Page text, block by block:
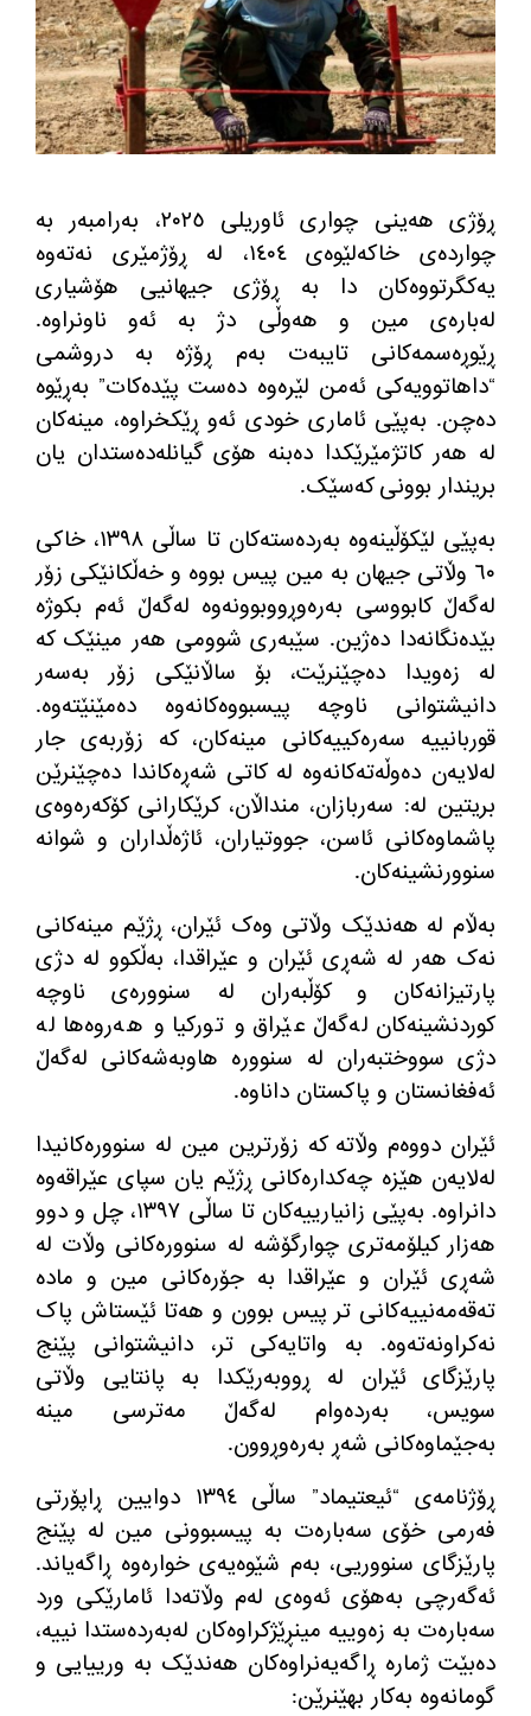
ڕۆژی هەینی چواری ئاوریلی ٢٠٢٥، بەرامبەر بە
چواردەی خاکەلێوەی ١٤٠٤، لە ڕۆژمێری نەتەوە
یەکگرتووەکان دا بە ڕۆژی جیھانیی هۆشیاری
لەبارەی مین و هەوڵی دژ بە ئەو ناونراوە.
ڕێوڕەسمەکانی تایبەت بەم ڕۆژە بە دروشمی
“داهاتوویەکی ئەمن لێرەوە دەست پێدەکات” بەڕێوە
دەچن. بەپێی ئاماری خودی ئەو ڕێکخراوە، مینەکان
لە هەر کاتژمێرێکدا دەبنە هۆی گیانلەدەستدان یان
بریندار بوونی کەسێک.
بەپێی لێکۆڵینەوە بەردەستەکان تا ساڵی ١٣٩٨، خاکی
٦٠ وڵاتی جیهان بە مین پیس بووە و خەڵکانێکی زۆر
لەگەڵ کابووسی بەرەوڕووبوونەوە لەگەڵ ئەم بکوژە
بێدەنگانەدا دەژین. سێبەری شوومی هەر مینێک کە
لە زەویدا دەچێنرێت، بۆ ساڵانێکی زۆر بەسەر
دانیشتوانی ناوچە پیسبووەکانەوە دەمێنێتەوە.
قوربانییە سەرەکییەکانی مینەکان، کە زۆربەی جار
لەلایەن دەوڵەتەکانەوە لە کاتی شەڕەکاندا دەچێنرێن
بریتین لە: سەربازان، منداڵان، کرێکارانی کۆکەرەوەی
پاشماوەکانی ئاسن، جووتیاران، ئاژەڵداران و شوانە
سنوورنشینەکان.
بەڵام لە هەندێک وڵاتی وەک ئێران، ڕژێم مینەکانی
نەک هەر لە شەڕی ئێران و عێراقدا، بەڵکوو لە دژی
پارتیزانەکان و کۆڵبەران لە سنوورەی ناوچە
کوردنشینەکان لەگەڵ عێراق و تورکیا و هەروەها لە
دژی سووختبەران لە سنوورە هاوبەشەکانی لەگەڵ
ئەفغانستان و پاکستان داناوە.
ئێران دووەم وڵاتە کە زۆرترین مین لە سنوورەکانیدا
لەلایەن هێزە چەکدارەکانی ڕژێم یان سپای عێراقەوە
دانراوە.
بەپێی زانیارییەکان تا ساڵی ١٣٩٧، چل و دوو
هەزار کیلۆمەتری چوارگۆشە لە سنوورەکانی وڵات لە
شەڕی ئێران و عێراقدا بە جۆرەکانی مین و مادە
تەقەمەنییەکانی تر پیس بوون و هەتا ئێستاش پاک
نەکراونەتەوە. بە واتایەکی تر، دانیشتوانی پێنج
پارێزگای ئێران لە ڕووبەرێکدا بە پانتایی وڵاتی
سویس، بەردەوام لەگەڵ مەترسی مینە
بەجێماوەکانی شەڕ بەرەوڕوون.
ڕۆژنامەی“ئیعتیماد”
ساڵی ١٣٩٤ دوایین ڕاپۆرتی
فەرمی خۆی سەبارەت بە پیسبوونی مین لە پێنج
پارێزگای سنووریی، بەم شێوەیەی خوارەوە ڕاگەیاند.
ئەگەرچی بەهۆی ئەوەی لەم وڵاتەدا ئامارێکی ورد
سەبارەت بە زەوییە مینڕێژکراوەکان لەبەردەستدا نییە،
دەبێت ژمارە ڕاگەیەنراوەکان هەندێک بە ورییایی و
گومانەوە بەکار بهێنرێن: